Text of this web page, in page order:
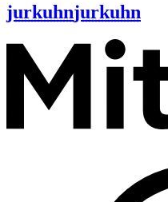
jurkuhnjurkuhn